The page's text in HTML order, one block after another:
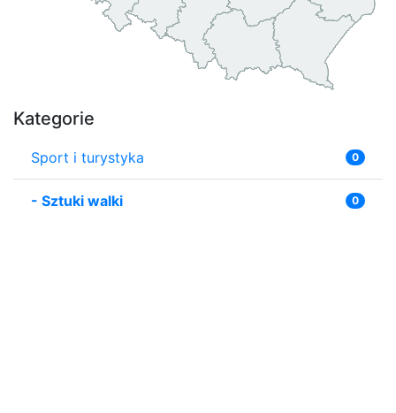
Kategorie
Sport i turystyka 0
- Sztuki walki 0